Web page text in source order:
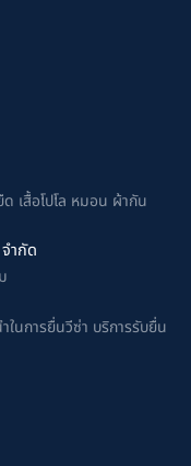
เสื้อโปโล หมอน ผ้ากัน
ำกัด
ในการยื่นวีซ่า บริการรับยื่น